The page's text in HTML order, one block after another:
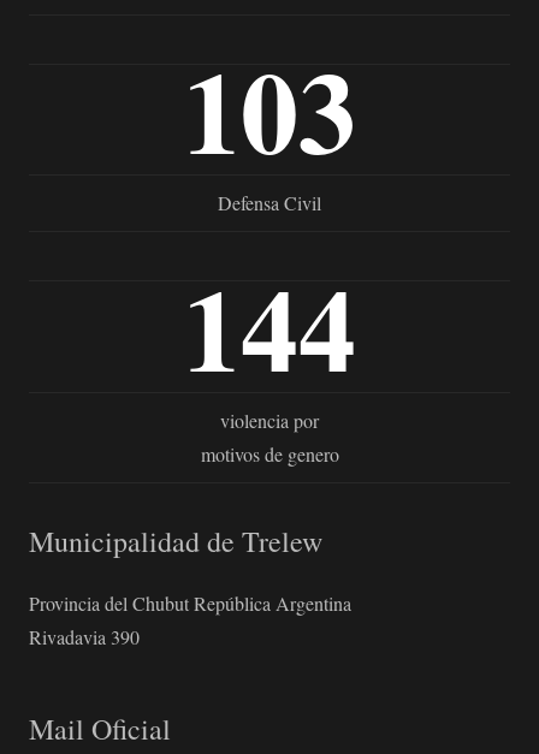
103
Defensa Civil
144
violencia por
motivos de genero
Municipalidad de Trelew
Provincia del Chubut República Argentina
Rivadavia 390
Mail Oficial